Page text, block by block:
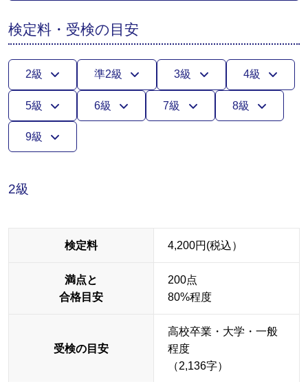
検定料・受検の目安
2級 準2級 3級 4級
5級 6級 7級 8級
9級
2級
検定料 4,200円(税込）
満点と
合格目安
200点
80%程度
受検の目安
高校卒業・大学・一般
程度
（2,136字）